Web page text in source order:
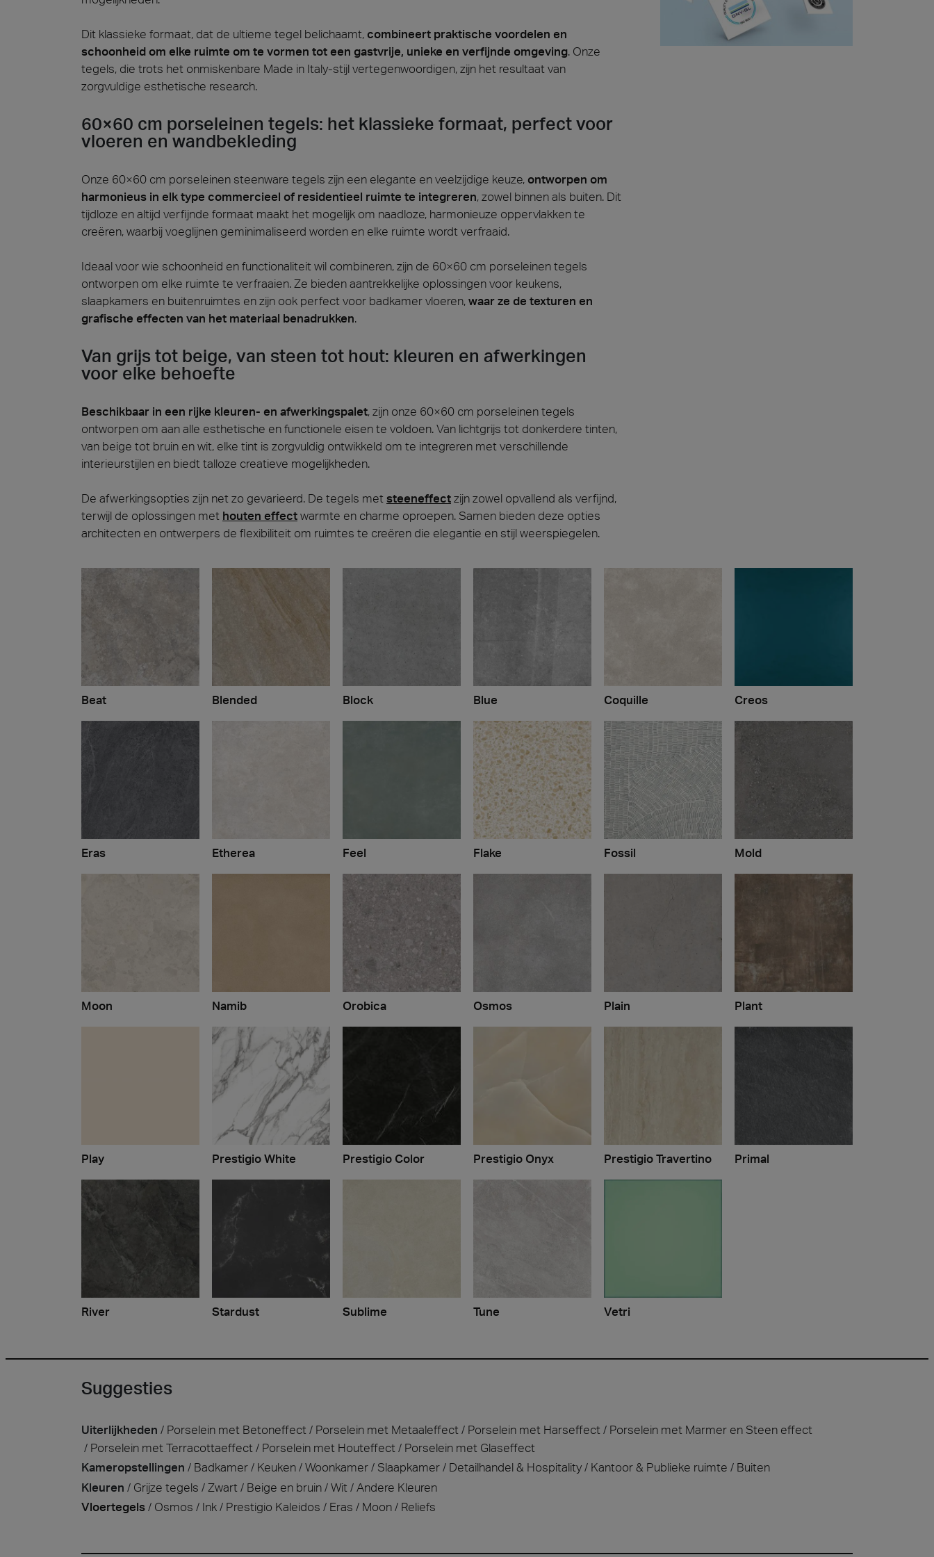
Dit klassieke formaat, dat de ultieme tegel belichaamt, combineert praktische voordelen en
schoonheid om elke ruimte om te vormen tot een gastvrije, unieke en verfijnde omgeving. Onze
tegels, die trots het onmiskenbare Made in Italy-stijl vertegenwoordigen, zijn het resultaat van
zorgvuldige esthetische research.
60×60 cm porseleinen tegels: het klassieke formaat, perfect voor
vloeren en wandbekleding
Onze 60×60 cm porseleinen steenware tegels zijn een elegante en veelzijdige keuze, ontworpen om
harmonieus in elk type commercieel of residentieel ruimte te integreren, zowel binnen als buiten. Dit
tijdloze en altijd verfijnde formaat maakt het mogelijk om naadloze, harmonieuze oppervlakken te
creëren, waarbij voeglijnen geminimaliseerd worden en elke ruimte wordt verfraaid.
Ideaal voor wie schoonheid en functionaliteit wil combineren, zijn de 60×60 cm porseleinen tegels
ontworpen om elke ruimte te verfraaien. Ze bieden aantrekkelijke oplossingen voor keukens,
slaapkamers en buitenruimtes en zijn ook perfect voor badkamer vloeren,waar ze de texturen en
grafische effecten van het materiaal benadrukken.
Van grijs tot beige, van steen tot hout: kleuren en afwerkingen
voor elke behoefte
Beschikbaar in een rijke kleuren- en afwerkingspalet, zijn onze 60×60 cm porseleinen tegels
ontworpen om aan alle esthetische en functionele eisen te voldoen. Van lichtgrijs tot donkerdere tinten,
van beige tot bruin en wit, elke tint is zorgvuldig ontwikkeld om te integreren met verschillende
interieurstijlen en biedt talloze creatieve mogelijkheden.
De afwerkingsopties zijn net zo gevarieerd. De tegels met steeneffectzijn zowel opvallend als verfijnd,
terwijl de oplossingen met houten effectwarmte en charme oproepen. Samen bieden deze opties
architecten en ontwerpers de flexibiliteit om ruimtes te creëren die elegantie en stijl weerspiegelen.
Beat Blended Block Blue Coquille Creos
Eras Etherea Feel Flake Fossil Mold
Moon Namib Orobica Osmos Plain Plant
Play Prestigio White Prestigio Color Prestigio Onyx Prestigio Travertino Primal
River Stardust Sublime Tune Vetri
Suggesties
Uiterlijkheden Porselein met Betoneffect Porselein met Metaaleffect Porselein met Harseffect
Porselein met Marmer en Steen effect
Porselein met Terracottaeffect
Porselein met Houteffect
Porselein met Glaseffect
Kameropstellingen
Badkamer Keuken Woonkamer Slaapkamer Detailhandel & Hospitality Kantoor & Publieke ruimte
Buiten
Kleuren
Grijze tegels Zwart Beige en bruin Wit
Andere Kleuren
Vloertegels
Osmos Ink Prestigio Kaleidos Eras Moon Reliefs